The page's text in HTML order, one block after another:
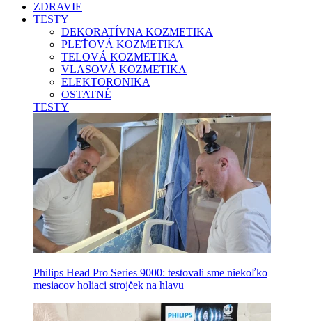
ZDRAVIE
TESTY
DEKORATÍVNA KOZMETIKA
PLEŤOVÁ KOZMETIKA
TELOVÁ KOZMETIKA
VLASOVÁ KOZMETIKA
ELEKTORONIKA
OSTATNÉ
TESTY
Philips Head Pro Series 9000: testovali sme niekoľko
mesiacov holiaci strojček na hlavu